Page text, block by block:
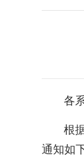
各
根
通知如